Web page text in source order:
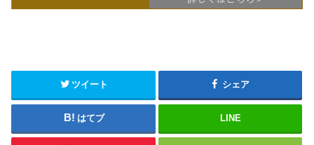
ツイート シェア
はてブ LINE